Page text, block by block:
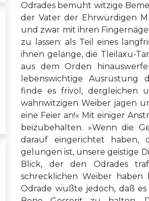
Odrades bemüht witzige
der Vater der Ehrwürdigen
und zwar mit ihren
zu lassen: als Teil eines
ihnen gelänge, die Tleilaxu-
aus dem Orden
lebenswichtige Ausrüstung
finde es frivol, dergleichen
wahnwitzigen Weiber jagen
eine Feier an!« Mit einiger
beizubehalten. »Wenn die
darauf eingerichtet haben,
gelungen ist, unsere geistige
Blick, der den Odrades
schrecklichen Weiber haben
Odrade wußte jedoch, daß